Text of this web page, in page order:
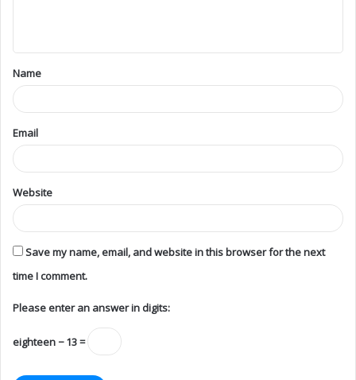
Name
Email
Website
Save my name, email, and website in this browser for the next
time I comment.
Please enter an answer in digits:
eighteen − 13 =